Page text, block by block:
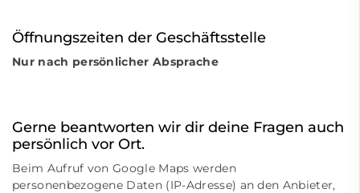
Öffnungszeiten der Geschäftsstelle
Nur nach persönlicher Absprache
Gerne beantworten wir dir deine Fragen auch
persönlich vor Ort.
Beim Aufruf von Google Maps werden
personenbezogene Daten (IP-Adresse) an den Anbieter,